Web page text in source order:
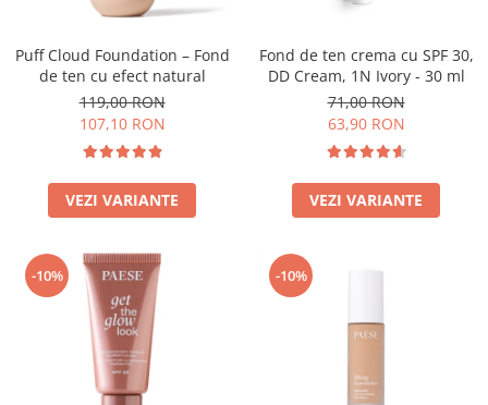
Puff Cloud Foundation – Fond
de ten cu efect natural
119,00 RON
107,10 RON
VEZI VARIANTE
Fond de ten crema cu SPF 30,
DD Cream, 1N Ivory - 30 ml
71,00 RON
63,90 RON
VEZI VARIANTE
-10% -10%